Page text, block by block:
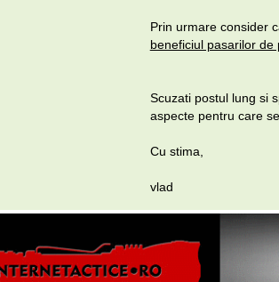
Prin urmare consider
beneficiul pasarilor de
Scuzati postul lung si
aspecte pentru care
Cu stima,
vlad